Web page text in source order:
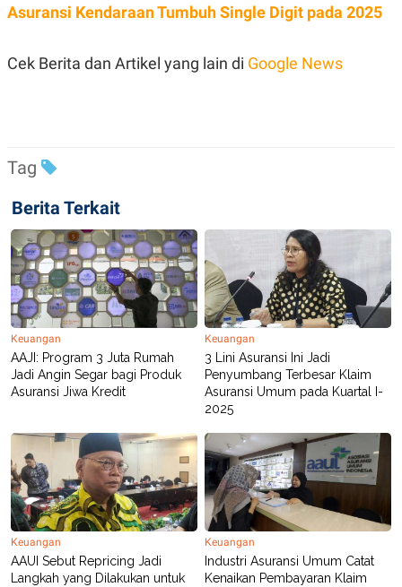
M
E
D
N
N
C
E
A
K
A
I
T
E
N
E
P
A
P
E
R
A
D
V
E
R
T
I
S
G
K
G
M
E
D
I
A
.
I
Asuransi Kendaraan Tumbuh Single Digit pada 2025
Cek Berita dan Artikel yang lain di Google News
Tag
Berita Terkait
Keuangan
AAJI: Program 3 Juta Rumah
Jadi Angin Segar bagi Produk
Asuransi Jiwa Kredit
Keuangan
3 Lini Asuransi Ini Jadi
Penyumbang Terbesar Klaim
Asuransi Umum pada Kuartal I-
2025
Keuangan
AAUI Sebut Repricing Jadi
Langkah yang Dilakukan untuk
Keuangan
Industri Asuransi Umum Catat
Kenaikan Pembayaran Klaim